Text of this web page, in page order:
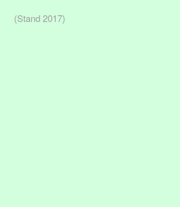
(Stand 2017)